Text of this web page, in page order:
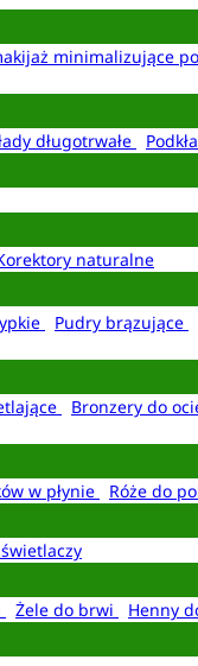
minimalizujące
długotrwałe
naturalne
Pudry brązujące
Bronzery do
w płynie
Róże do
Żele do brwi
Henny